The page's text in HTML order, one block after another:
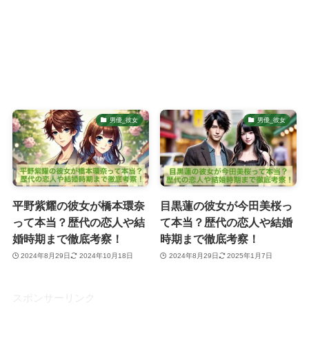
男優_彼女
平野紫耀の彼女が橋本環奈
って本当？歴代の恋人や結
婚時期まで徹底考察！
2024年8月29日 2024年10月18日
男優_彼女
目黒蓮の彼女が今田美桜っ
て本当？歴代の恋人や結婚
時期まで徹底考察！
2024年8月29日 2025年1月7日